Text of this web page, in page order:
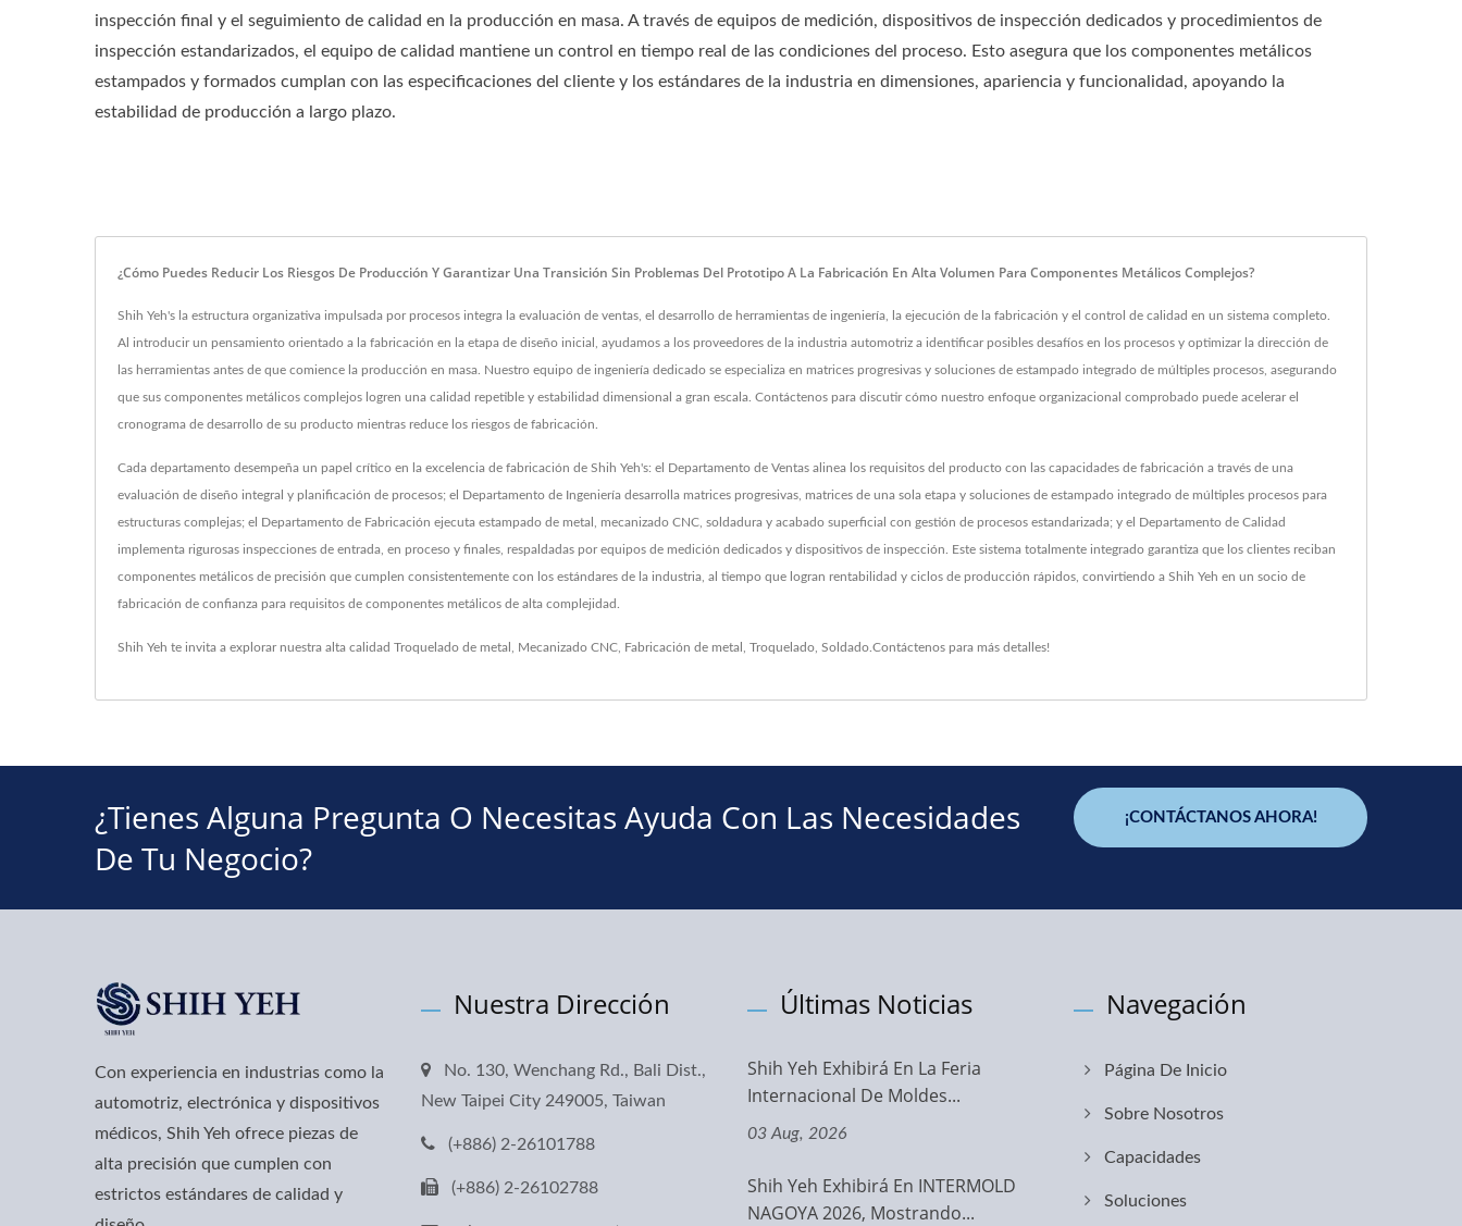
inspección final y el seguimiento de calidad en la producción en masa. A través de equipos de medición, dispositivos de inspección dedicados y procedimientos de
inspección estandarizados, el equipo de calidad mantiene un control en tiempo real de las condiciones del proceso. Esto asegura que los componentes metálicos
estampados y formados cumplan con las especificaciones del cliente y los estándares de la industria en dimensiones, apariencia y funcionalidad, apoyando la
estabilidad de producción a largo plazo.
¿Cómo Puedes Reducir Los Riesgos De Producción Y Garantizar Una Transición Sin Problemas Del Prototipo A La Fabricación En Alta Volumen Para Componentes Metálicos Complejos?
Shih Yeh's la estructura organizativa impulsada por procesos integra la evaluación de ventas, el desarrollo de herramientas de ingeniería, la ejecución de la fabricación y el control de calidad en un sistema completo.
Al introducir un pensamiento orientado a la fabricación en la etapa de diseño inicial, ayudamos a los proveedores de la industria automotriz a identificar posibles desafíos en los procesos y optimizar la dirección de
las herramientas antes de que comience la producción en masa. Nuestro equipo de ingeniería dedicado se especializa en matrices progresivas y soluciones de estampado integrado de múltiples procesos, asegurando
que sus componentes metálicos complejos logren una calidad repetible y estabilidad dimensional a gran escala. Contáctenos para discutir cómo nuestro enfoque organizacional comprobado puede acelerar el
cronograma de desarrollo de su producto mientras reduce los riesgos de fabricación.
Cada departamento desempeña un papel crítico en la excelencia de fabricación de Shih Yeh's: el Departamento de Ventas alinea los requisitos del producto con las capacidades de fabricación a través de una
evaluación de diseño integral y planificación de procesos; el Departamento de Ingeniería desarrolla matrices progresivas, matrices de una sola etapa y soluciones de estampado integrado de múltiples procesos para
estructuras complejas; el Departamento de Fabricación ejecuta estampado de metal, mecanizado CNC, soldadura y acabado superficial con gestión de procesos estandarizada; y el Departamento de Calidad
implementa rigurosas inspecciones de entrada, en proceso y finales, respaldadas por equipos de medición dedicados y dispositivos de inspección. Este sistema totalmente integrado garantiza que los clientes reciban
componentes metálicos de precisión que cumplen consistentemente con los estándares de la industria, al tiempo que logran rentabilidad y ciclos de producción rápidos, convirtiendo a Shih Yeh en un socio de
fabricación de confianza para requisitos de componentes metálicos de alta complejidad.
Shih Yeh te invita a explorar nuestra alta calidad Troquelado de metal Mecanizado CNC Fabricación de metal Troquelado Soldado Contáctenos para más detalles!
¿Tienes Alguna Pregunta O Necesitas Ayuda Con Las Necesidades
De Tu Negocio?
¡CONTÁCTANOS AHORA!
Con experiencia en industrias como la
automotriz, electrónica y dispositivos
médicos, Shih Yeh ofrece piezas de
alta precisión que cumplen con
estrictos estándares de calidad y
Nuestra Dirección
No. 130, Wenchang Rd., Bali Dist.,
New Taipei City 249005, Taiwan
(+886) 2-26101788
(+886) 2-26102788
Últimas Noticias
Shih Yeh Exhibirá En La Feria
Internacional De Moldes...
03 Aug, 2026
Shih Yeh Exhibirá En INTERMOLD
NAGOYA 2026, Mostrando...
Navegación
Página De Inicio
Sobre Nosotros
Capacidades
Soluciones